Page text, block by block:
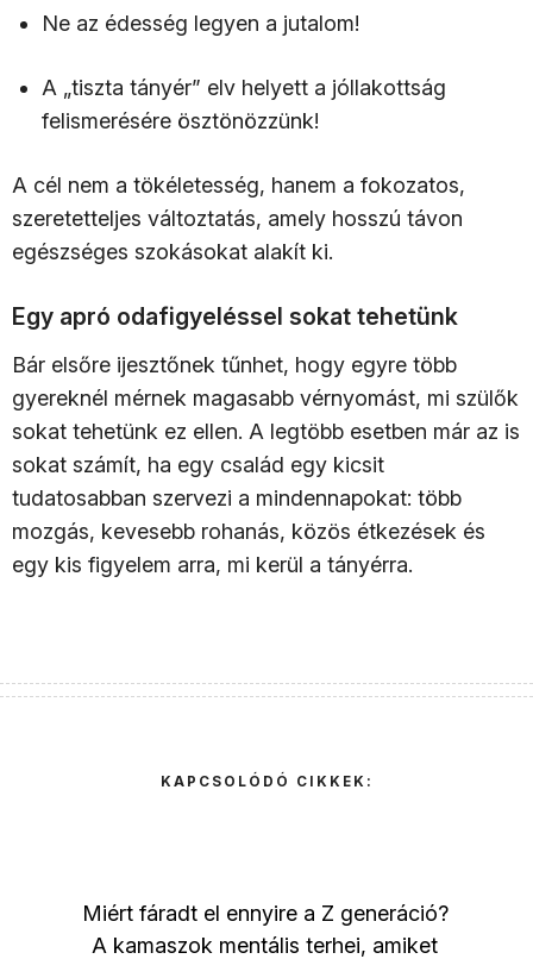
Ne az édesség legyen a jutalom!
A „tiszta tányér” elv helyett a jóllakottság
felismerésére ösztönözzünk!
A cél nem a tökéletesség, hanem a fokozatos,
szeretetteljes változtatás, amely hosszú távon
egészséges szokásokat alakít ki.
Egy apró odafigyeléssel sokat tehetünk
Bár elsőre ijesztőnek tűnhet, hogy egyre több
gyereknél mérnek magasabb vérnyomást, mi szülők
sokat tehetünk ez ellen. A legtöbb esetben már az is
sokat számít, ha egy család egy kicsit
tudatosabban szervezi a mindennapokat: több
mozgás, kevesebb rohanás, közös étkezések és
egy kis figyelem arra, mi kerül a tányérra.
KAPCSOLÓDÓ CIKKEK:
Miért fáradt el ennyire a Z generáció?
A kamaszok mentális terhei, amiket